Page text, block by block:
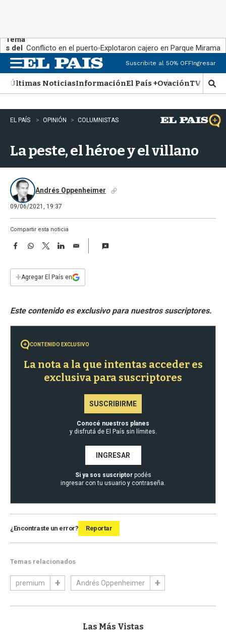
Tema
s del
día:
Conflicto en el puerto Explotaron cajero en Parque Miramar
n
u
Suscribite al 50% OFFIngresar
Últimas NoticiasInformaciónEl País +OvaciónTV Show
M
o
s
t
r
�
d
EL PAÍS OPINIÓN COLUMNISTAS
La peste, el héroe y el villano
Andrés Oppenheimer
09/06/2021, 19:37
Compartir esta noticia
F
e
b
k
W
s
p
T
w
t
L
n
E
i
l
+Agregar El País en
CONTENIDO EXCLUSIVO
La nota a la que intentas acceder es
exclusiva para suscriptores
SUSCRIBIRME
Conocé nuestros planes
y disfrutá de El País sin límites.
INGRESAR
Si ya sos suscriptorpodés
ingresar con tu usuario y contraseña.
¿Encontraste un error? Reportar
Temas relacionados
premium Andrés Oppenheimer
Las Más Vistas